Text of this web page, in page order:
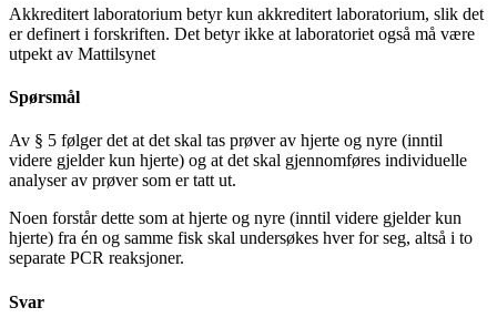
Akkreditert laboratorium betyr kun akkreditert laboratorium, slik det
er definert i forskriften. Det betyr ikke at laboratoriet også må være
utpekt av Mattilsynet
Spørsmål
Av § 5 følger det at det skal tas prøver av hjerte og nyre (inntil
videre gjelder kun hjerte) og at det skal gjennomføres individuelle
analyser av prøver som er tatt ut.
Noen forstår dette som at hjerte og nyre (inntil videre gjelder kun
hjerte) fra én og samme fisk skal undersøkes hver for seg, altså i to
separate PCR reaksjoner.
Svar